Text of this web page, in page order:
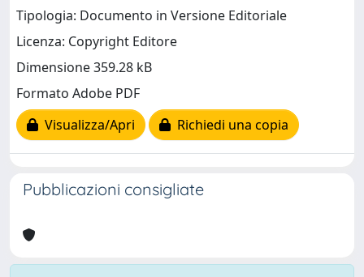
Tipologia: Documento in Versione Editoriale
Licenza: Copyright Editore
Dimensione 359.28 kB
Formato Adobe PDF
Visualizza/Apri
Richiedi una copia
Pubblicazioni consigliate